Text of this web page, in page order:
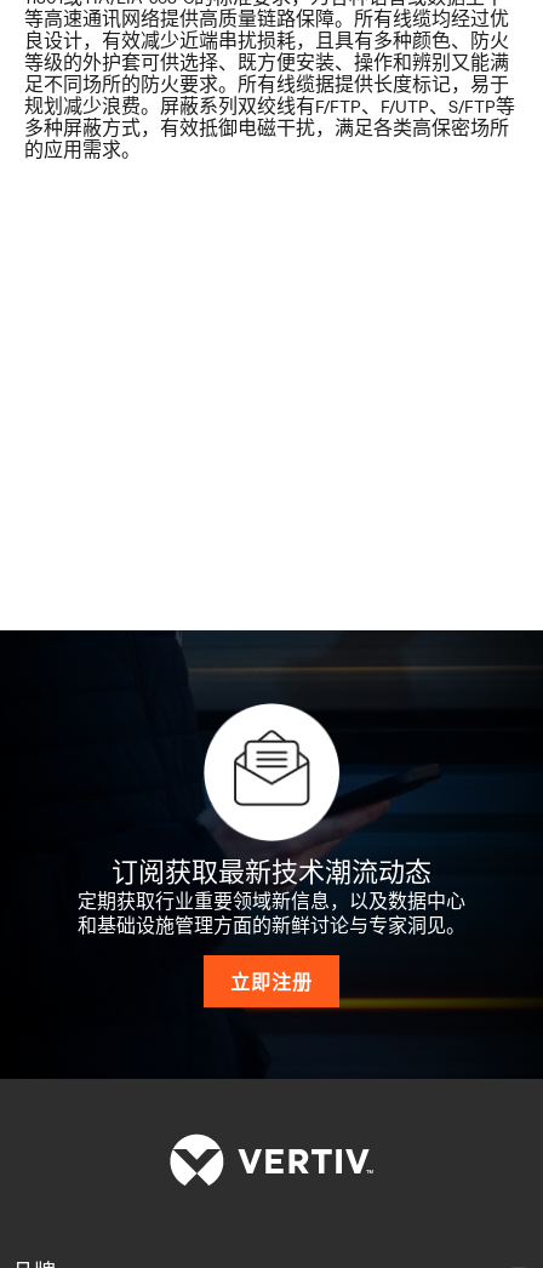
等高速通讯网络提供高质量链路保障。所有线缆均经过优
良设计，有效减少近端串扰损耗，且具有多种颜色、防火
等级的外护套可供选择、既方便安装、操作和辨别又能满
足不同场所的防火要求。所有线缆据提供长度标记，易于
规划减少浪费。屏蔽系列双绞线有F/FTP、F/UTP、S/FTP等
多种屏蔽方式，有效抵御电磁干扰，满足各类高保密场所
的应用需求。
订阅获取最新技术潮流动态
定期获取行业重要领域新信息，以及数据中心
和基础设施管理方面的新鲜讨论与专家洞见。
立即注册